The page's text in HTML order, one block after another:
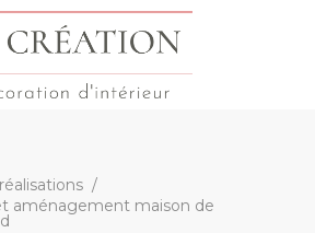
réalisations /
aménagement maison de